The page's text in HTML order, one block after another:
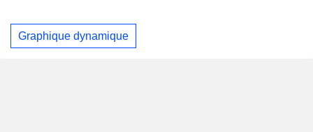
Graphique dynamique